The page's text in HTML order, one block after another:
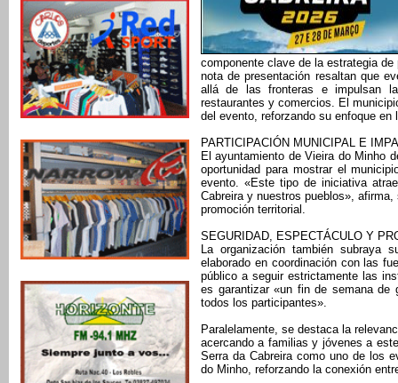
componente clave de la estrategia
nota de presentación resaltan que
allá de las fronteras e impulsan
restaurantes y comercios. El
del evento, reforzando su enfoque
PARTICIPACIÓN MUNICIPAL E
El ayuntamiento de Vieira do Minho
oportunidad para mostrar el
evento. «Este tipo de iniciativa
Cabreira y nuestros pueblos»,
promoción territorial.
SEGURIDAD, ESPECTÁCULO Y
La organización también subraya
elaborado en coordinación con las
público a seguir estrictamente las
es garantizar «un fin de semana de
todos los participantes».
Paralelamente, se destaca la
acercando a familias y jóvenes a
Serra da Cabreira como uno de los
do Minho, reforzando la conexión